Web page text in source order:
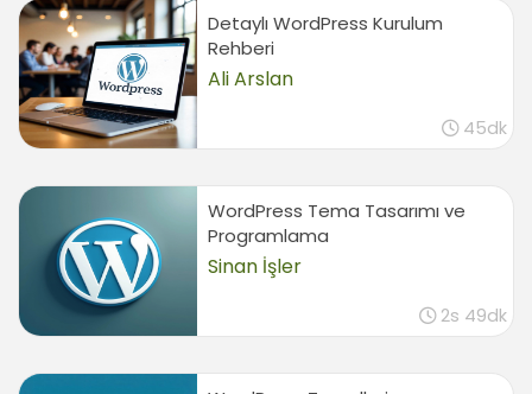
İletişim formu oluşturmak
00:44
Formu sayfaya eklemek ve test
01:41
Limit Login Attempts ile Güvenlik Koruması
01:03
Simple Tags
Simple Tags eklentisinin kurulumu ve kullanımı
01:07
Sonuç
Detaylı WordPress Kurulum
Rehberi
Ali Arslan
45dk
WordPress Tema Tasarımı ve
Programlama
Sinan İşler
2s 49dk